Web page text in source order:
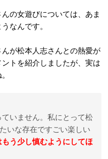
の女遊びについては、あま
なんです。
が松本人志さんとの熱愛が
トを紹介しましたが、実は
いません。私にとって松
いな存在ですごい楽しい
う少し慎むようにしてほ